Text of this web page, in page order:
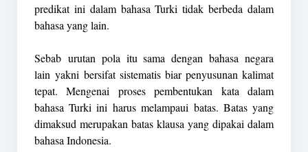
predikat ini dalam bahasa Turki tidak berbeda dalam
bahasa yang lain.
Sebab urutan pola itu sama dengan bahasa negara
lain yakni bersifat sistematis biar penyusunan kalimat
tepat. Mengenai proses pembentukan kata dalam
bahasa Turki ini harus melampaui batas. Batas yang
dimaksud merupakan batas klausa yang dipakai dalam
bahasa Indonesia.